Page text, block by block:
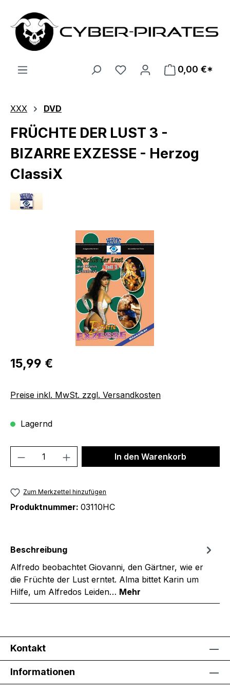
Zum Hauptinhalt springen
0,00 €*
XXX DVD
FRÜCHTE DER LUST 3 -
BIZARRE EXZESSE - Herzog
ClassiX
Bildergalerie überspringen
Regulärer Preis:
15,99 €
Preise inkl. MwSt. zzgl. Versandkosten
Lagernd
Produkt Anzahl: Gib denIn den Warenkorb
Zum Merkzettel hinzufügen
Produktnummer: 03110HC
Beschreibung
Alfredo beobachtet Giovanni, den Gärtner, wie er
die Früchte der Lust erntet. Alma bittet Karin um
Hilfe, um Alfredos Leiden… Mehr
Kontakt
Informationen